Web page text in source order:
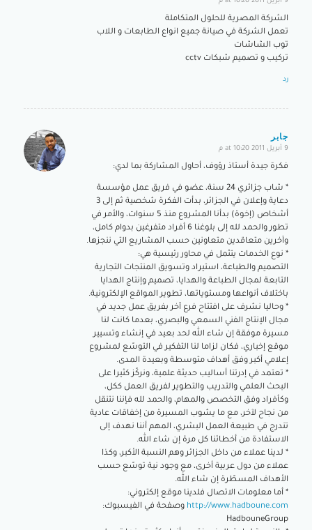
says:
الشركة المصرية للحلول المتكاملة
تعمل الشركة في صيانة جميع انواع الطابعات و اللاب
توب الشاشات
تركيب و تصميم شبكات cctv
رد
جابر
says:
9 أبريل 2011 at 10:20 م
فكرة جيدة أستاذ رؤوف، أحاول المشاركة بما لدي:
* شاب جزائري 24 سنة، عضو في فريق عمل مؤسسة
دعاية وإعلان في الجزائر، بدأت الفكرة شخصية ثم إلى 3
أشخاص (إخوة) بدأنا المشروع منذ 5 سنوات، والأمر في
تطور والحمد لله إلى بلوغنا 6 أفراد متفرغين بدوام كامل،
وآخرين متعاقدين متعاونين حسب المشاريع التي ننجزها.
* نوع الخدمات يتثمل في محاور رئيسية هي:
التصميم والطباعة، استيراد وتسويق المنتجات التجارية
التابعة لمجال الطباعة والهدايا، تصميم وإنتاج الهدايا
باختلاف أنواعها ومستوياتها، تطوير المواقع الإلكترونية.
* وحاليا نشرف على افتتاح فرع آخر بفريق عمل جديد في
مجال الإنتاج الفني السمعي والبصري، بعدما كانت لنا
مسيرة موفقة إن شاء الله لحد بعيد في إنشاء وتسيير
موقع إخباري، فكان لزاما لنا التفكير في التوسّع لمشروع
إعلامي أكبر وفق أهداف متوسطة وبعيدة المدى.
* تعتمد في إدرتنا أساليب حديثة علمية، ونركّز كثيرا على
البحث العلمي والتدريب والتطوير لفريق العمل ككل،
وكأفراد وفق التخصص والمهام، والحمد لله فإننا نتنقل
من نجاح لآخر، مع ما يشوب المسيرة من إخفاقات عادية
تندرج في طبيعة العمل البشري، المهم أننا نهدف إلى
الاستفادة من أخطائنا كل مرة إن شاء الله.
* لدينا عملاء من داخل الجزائر وهم النسبة الأكبر، وكذا
عملاء من دول عربية أخرى، مع وجود نية توسّع حسب
الأهداف المسطّرة إن شاء الله.
* أما معلومات الاتصال فلدينا موقع إلكتروني:
http://www.hadboune.com وصفحة في الفيسبوك:
HadbouneGroup